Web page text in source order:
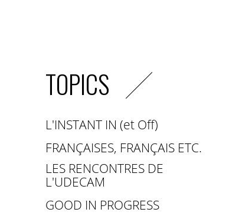
TOPICS
L'INSTANT IN (et Off)
FRANÇAISES, FRANÇAIS ETC.
LES RENCONTRES DE
L'UDECAM
GOOD IN PROGRESS